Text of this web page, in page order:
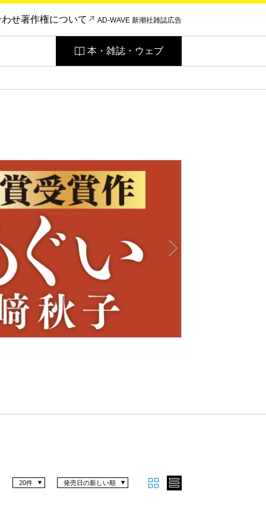
せ著作権について AD-WAVE 新潮社雑誌広告
本・雑誌・ウェブ
発売日の新しい順
20件